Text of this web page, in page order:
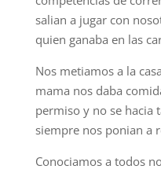
salian a jugar con
quien ganaba en las
Nos metiamos a la
mama nos daba
permiso y no se hacia
siempre nos ponian a
Conociamos a todos